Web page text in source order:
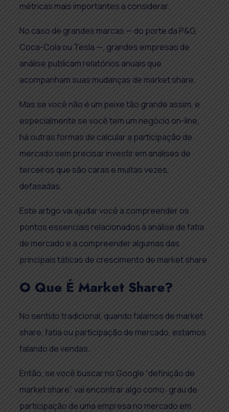
métricas mais importantes a considerar.
No caso de grandes marcas — do porte da P&G,
Coca-Cola ou Tesla —, grandes empresas de
análise publicam relatórios anuais que
acompanham suas mudanças de market share.
Mas se você não é um peixe tão grande assim, e
especialmente se você tem um negócio on-line,
há outras formas de calcular a participação de
mercado sem precisar investir em análises de
terceiros que são caras e muitas vezes,
defasadas.
Este artigo vai ajudar você a compreender os
pontos essenciais relacionados à análise de fatia
de mercado e a compreender algumas das
principais táticas de crescimento de market share.
O Que É Market Share?
No sentido tradicional, quando falamos de market
share, fatia ou participação de mercado, estamos
falando de vendas.
Então, se você buscar no Google “definição de
market share”, vai encontrar algo como: grau de
participação de uma empresa no mercado em